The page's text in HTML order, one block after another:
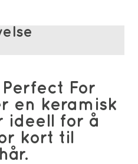
Perfect For
en keramisk
ideell for å
kort til